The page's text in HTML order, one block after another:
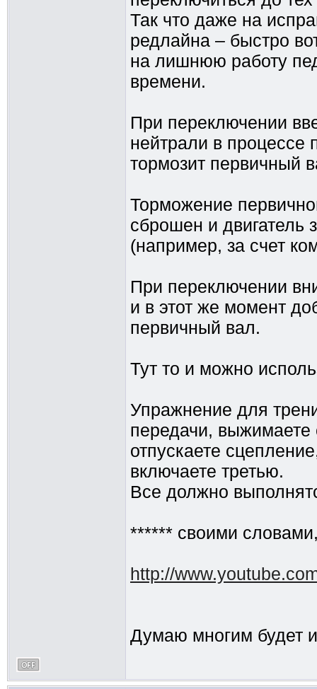
Так что даже на
редлайна – быстро
на лишнюю работу
времени.
При переключении
нейтрали в процессе
тормозит первичный
Торможение
сброшен и двигатель
(например, за счет
При переключении
и в этот же момент
первичный вал.
Тут то и можно
Упражнение для
передачи, выжимаете
отпускаете
включаете третью.
Все должно
****** своими
http://
Думаю многим будет